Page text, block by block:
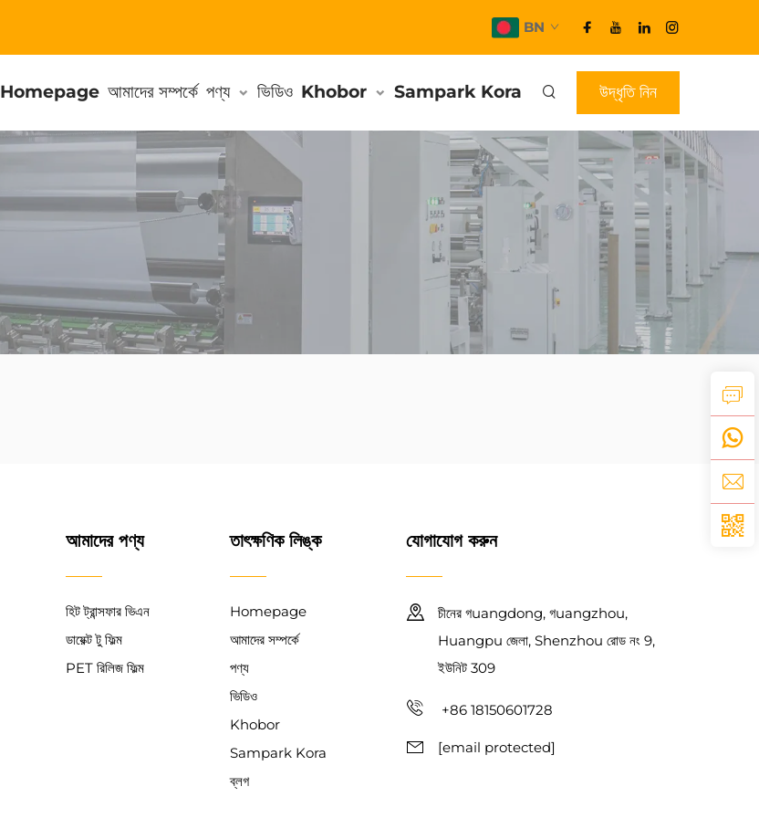
BN
Homepage আমাদের সম্পর্কে পণ্য ভিডিও Khobor Sampark Kora উদ্ধৃতি নিন
আমাদের পণ্য
হিট ট্রান্সফার ভিএন
ডায়েক্ট টু ফিল্ম
PET রিলিজ ফিল্ম
তাৎক্ষণিক লিঙ্ক
Homepage
আমাদের সম্পর্কে
পণ্য
ভিডিও
Khobor
Sampark Kora
ব্লগ
যোগাযোগ করুন
চীনের গuangdong, গuangzhou,
Huangpu জেলা, Shenzhou রোড নং 9,
ইউনিট 309
+86 18150601728
[email protected]